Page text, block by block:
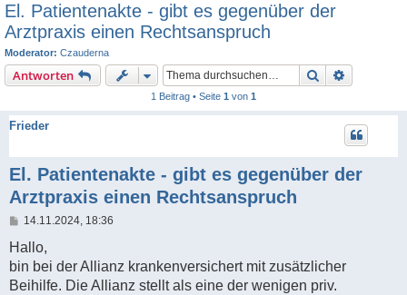
El. Patientenakte - gibt es gegenüber der
Arztpraxis einen Rechtsanspruch
Moderator: Czauderna
Antworten Suche
1 Beitrag • Seite 1 von 1
Frieder
El. Patientenakte - gibt es gegenüber der
Arztpraxis einen Rechtsanspruch
B
i
r
a
14.11.2024, 18:36
Hallo,
bin bei der Allianz krankenversichert mit zusätzlicher
Beihilfe. Die Allianz stellt als eine der wenigen priv.